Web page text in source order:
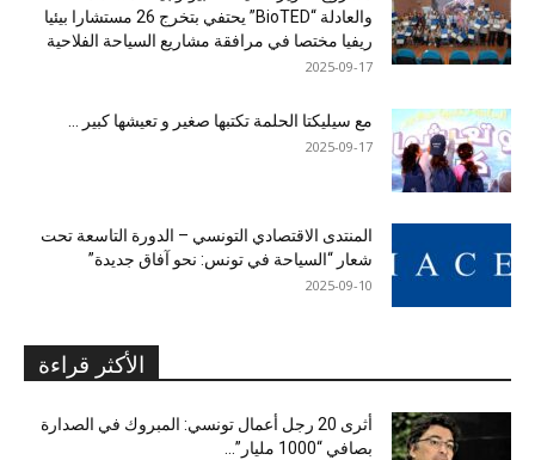
والعادلة “BioTED” يحتفي بتخرج 26 مستشارا بيئيا
ريفيا مختصا في مرافقة مشاريع السياحة الفلاحية
2025-09-17
مع سيليكتا الحلمة تكتبها صغير و تعيشها كبير …
2025-09-17
المنتدى الاقتصادي التونسي – الدورة التاسعة تحت
شعار “السياحة في تونس: نحو آفاق جديدة”
2025-09-10
الأكثر قراءة
أثرى 20 رجل أعمال تونسي: المبروك في الصدارة
بصافي “1000 مليار”...